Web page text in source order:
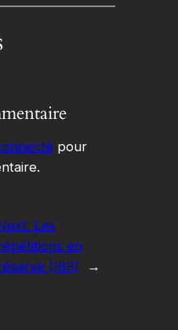
pour
Les
en
(RIR)
→